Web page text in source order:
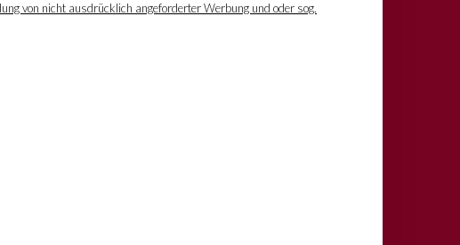
von nicht ausdrücklich angeforderter Werbung und oder sog.